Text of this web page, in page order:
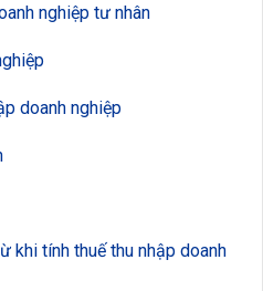
nghiệp tư nhân
doanh nghiệp
khi tính thuế thu nhập doanh